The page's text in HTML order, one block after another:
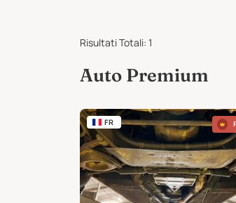
Risultati Totali: 1
Auto Premium
FR